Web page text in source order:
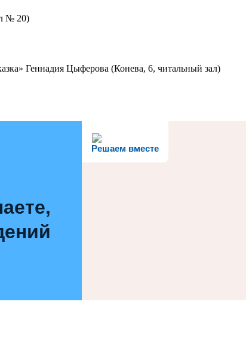
№ 20)
Геннадия Цыферова (Конева, 6, читальный зал)
Решаем вместе